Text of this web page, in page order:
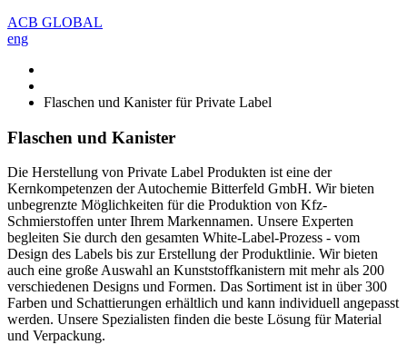
ACB GLOBAL
eng
Flaschen und Kanister für Private Label
Flaschen und Kanister
Die Herstellung von Private Label Produkten ist eine der
Kernkompetenzen der Autochemie Bitterfeld GmbH. Wir bieten
unbegrenzte Möglichkeiten für die Produktion von Kfz-
Schmierstoffen unter Ihrem Markennamen. Unsere Experten
begleiten Sie durch den gesamten White-Label-Prozess - vom
Design des Labels bis zur Erstellung der Produktlinie. Wir bieten
auch eine große Auswahl an Kunststoffkanistern mit mehr als 200
verschiedenen Designs und Formen. Das Sortiment ist in über 300
Farben und Schattierungen erhältlich und kann individuell angepasst
werden. Unsere Spezialisten finden die beste Lösung für Material
und Verpackung.